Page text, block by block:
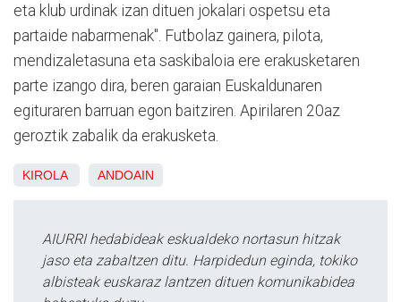
eta klub urdinak izan dituen jokalari ospetsu eta
partaide nabarmenak". Futbolaz gainera, pilota,
mendizaletasuna eta saskibaloia ere erakusketaren
parte izango dira, beren garaian Euskaldunaren
egituraren barruan egon baitziren. Apirilaren 20az
geroztik zabalik da erakusketa.
KIROLA ANDOAIN
AIURRI hedabideak eskualdeko nortasun hitzak
jaso eta zabaltzen ditu. Harpidedun eginda, tokiko
albisteak euskaraz lantzen dituen komunikabidea